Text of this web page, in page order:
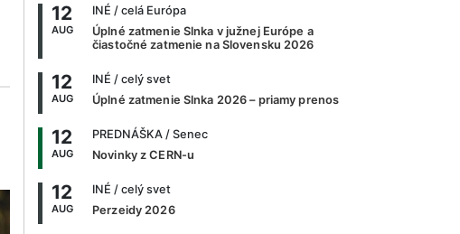
12
AUG
INÉ / celá Európa
Úplné zatmenie Slnka v južnej Európe a
čiastočné zatmenie na Slovensku 2026
12
AUG
INÉ / celý svet
Úplné zatmenie Slnka 2026 – priamy prenos
12
AUG
PREDNÁŠKA / Senec
Novinky z CERN-u
12
AUG
INÉ / celý svet
Perzeidy 2026